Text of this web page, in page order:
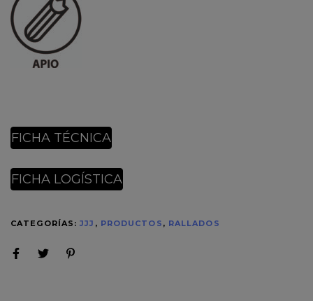
FICHA TÉCNICA
FICHA LOGÍSTICA
CATEGORÍAS:JJJ , PRODUCTOS , RALLADOS